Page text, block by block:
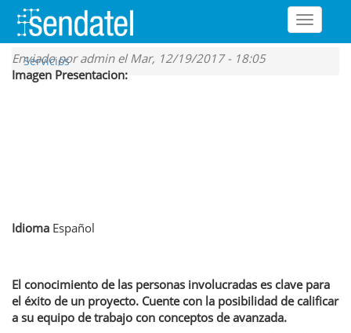
Pasar
contenido
Toggle
Servicios
Enviado poradminel Mar, 12/19/2017 - 18:05
Imagen Presentacion:
Idioma Español
El conocimiento de las personas involucradas es clave para
el éxito de un proyecto. Cuente con la posibilidad de calificar
a su equipo de trabajo con conceptos de avanzada.